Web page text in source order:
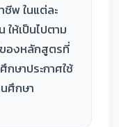
พ ในแต่ละ
ให้เป็นไปตาม
ของหลักสูตรที่
ษาประกาศใช้
ศึกษา